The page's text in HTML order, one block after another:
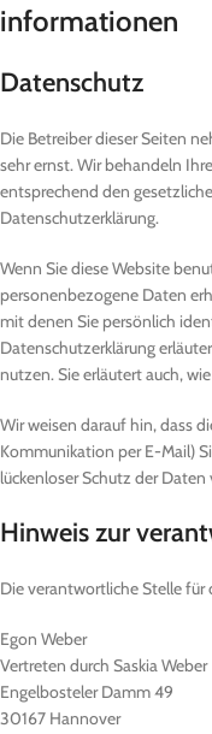
informationen
Datenschutz
Die Betreiber dieser Seiten
sehr ernst. Wir behandeln
entsprechend den
Datenschutzerklärung.
Wenn Sie diese Website
personenbezogene Daten
mit denen Sie persönlich
Datenschutzerklärung
nutzen. Sie erläutert auch,
Wir weisen darauf hin, dass
Kommunikation per E-Mail)
lückenloser Schutz der
Hinweis zur
Die verantwortliche Stelle für
Egon Weber
Vertreten durch Saskia Weber
Engelbosteler Damm 49
30167 Hannover